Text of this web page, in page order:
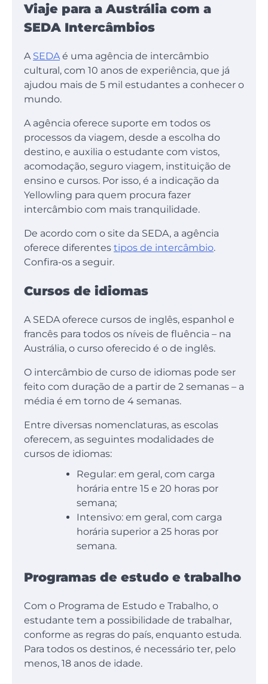
Viaje para a Austrália com a
SEDA Intercâmbios
A SEDA é uma agência de intercâmbio
cultural, com 10 anos de experiência, que já
ajudou mais de 5 mil estudantes a conhecer o
mundo.
A agência oferece suporte em todos os
processos da viagem, desde a escolha do
destino, e auxilia o estudante com vistos,
acomodação, seguro viagem, instituição de
ensino e cursos. Por isso, é a indicação da
Yellowling para quem procura fazer
intercâmbio com mais tranquilidade.
De acordo com o site da SEDA, a agência
oferece diferentes tipos de intercâmbio.
Confira-os a seguir.
Cursos de idiomas
A SEDA oferece cursos de inglês, espanhol e
francês para todos os níveis de fluência – na
Austrália, o curso oferecido é o de inglês.
O intercâmbio de curso de idiomas pode ser
feito com duração de a partir de 2 semanas – a
média é em torno de 4 semanas.
Entre diversas nomenclaturas, as escolas
oferecem, as seguintes modalidades de
cursos de idiomas:
Regular: em geral, com carga
horária entre 15 e 20 horas por
semana;
Intensivo: em geral, com carga
horária superior a 25 horas por
semana.
Programas de estudo e trabalho
Com o Programa de Estudo e Trabalho, o
estudante tem a possibilidade de trabalhar,
conforme as regras do país, enquanto estuda.
Para todos os destinos, é necessário ter, pelo
menos, 18 anos de idade.